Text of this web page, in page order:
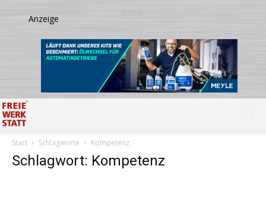
Start Schlagworte Kompetenz
Schlagwort: Kompetenz